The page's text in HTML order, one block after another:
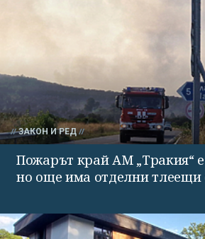
ЗАКОН И РЕД
Пожарът край АМ „Тракия“
но още има отделни